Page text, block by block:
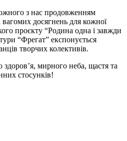
з нас продовженням
вагомих досягнень для кожної
проєкту “Родина одна і завжди
“Фрегат” експонується
творчих колективів.
здоров’я, мирного неба, щастя та
стосунків!